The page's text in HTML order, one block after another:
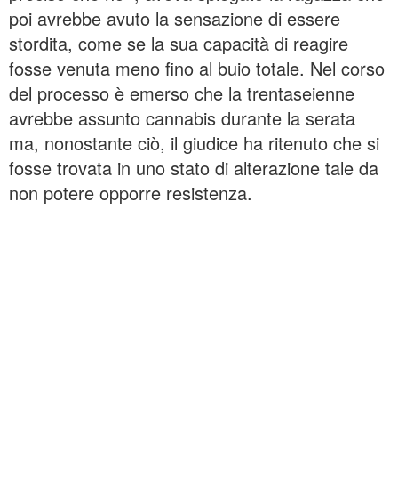
poi avrebbe avuto la sensazione di essere
stordita, come se la sua capacità di reagire
fosse venuta meno fino al buio totale. Nel corso
del processo è emerso che la trentaseienne
avrebbe assunto cannabis durante la serata
ma, nonostante ciò, il giudice ha ritenuto che si
fosse trovata in uno stato di alterazione tale da
non potere opporre resistenza.